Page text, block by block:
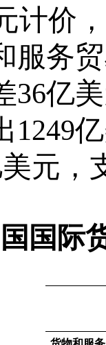
计价，
服务
36亿
1249
元，
国际